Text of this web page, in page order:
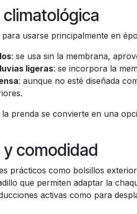
usarse principalmente en
: se usa sin la membrana,
ligeras: se incorpora la
: aunque no esté diseñada
la prenda se convierte en una
comodidad
prácticos como bolsillos
que permiten adaptar la
activas como para